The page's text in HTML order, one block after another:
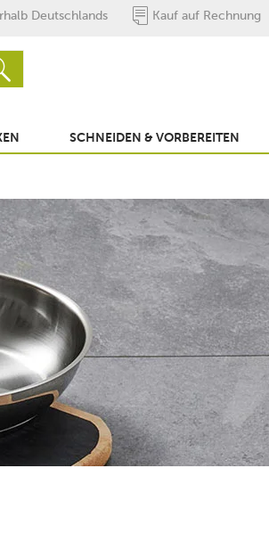
Deutschlands Kauf auf Rechnung
SCHNEIDEN & VORBEREITEN